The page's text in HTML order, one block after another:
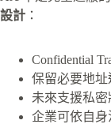
設計 ：
Confidential
保留必要地
未來支援私
企業可依自身